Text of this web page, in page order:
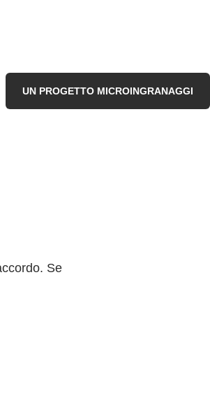
UN PROGETTO MICROINGRANAGGI
Se